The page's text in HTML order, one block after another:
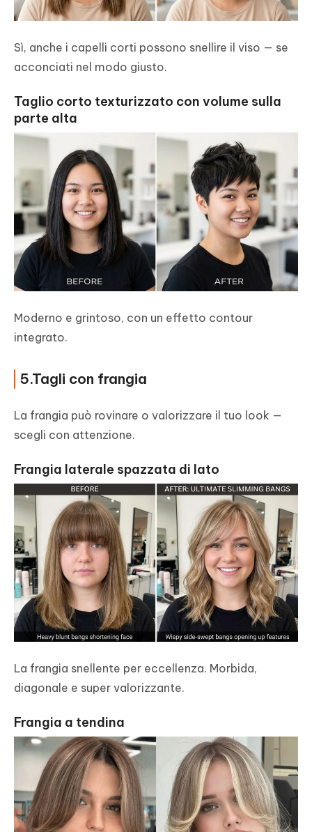
Sì, anche i capelli corti possono snellire il viso — se
acconciati nel modo giusto.
Taglio corto texturizzato con volume sulla
parte alta
Moderno e grintoso, con un effetto contour
integrato.
5.Tagli con frangia
La frangia può rovinare o valorizzare il tuo look —
scegli con attenzione.
Frangia laterale spazzata di lato
La frangia snellente per eccellenza. Morbida,
diagonale e super valorizzante.
Frangia a tendina